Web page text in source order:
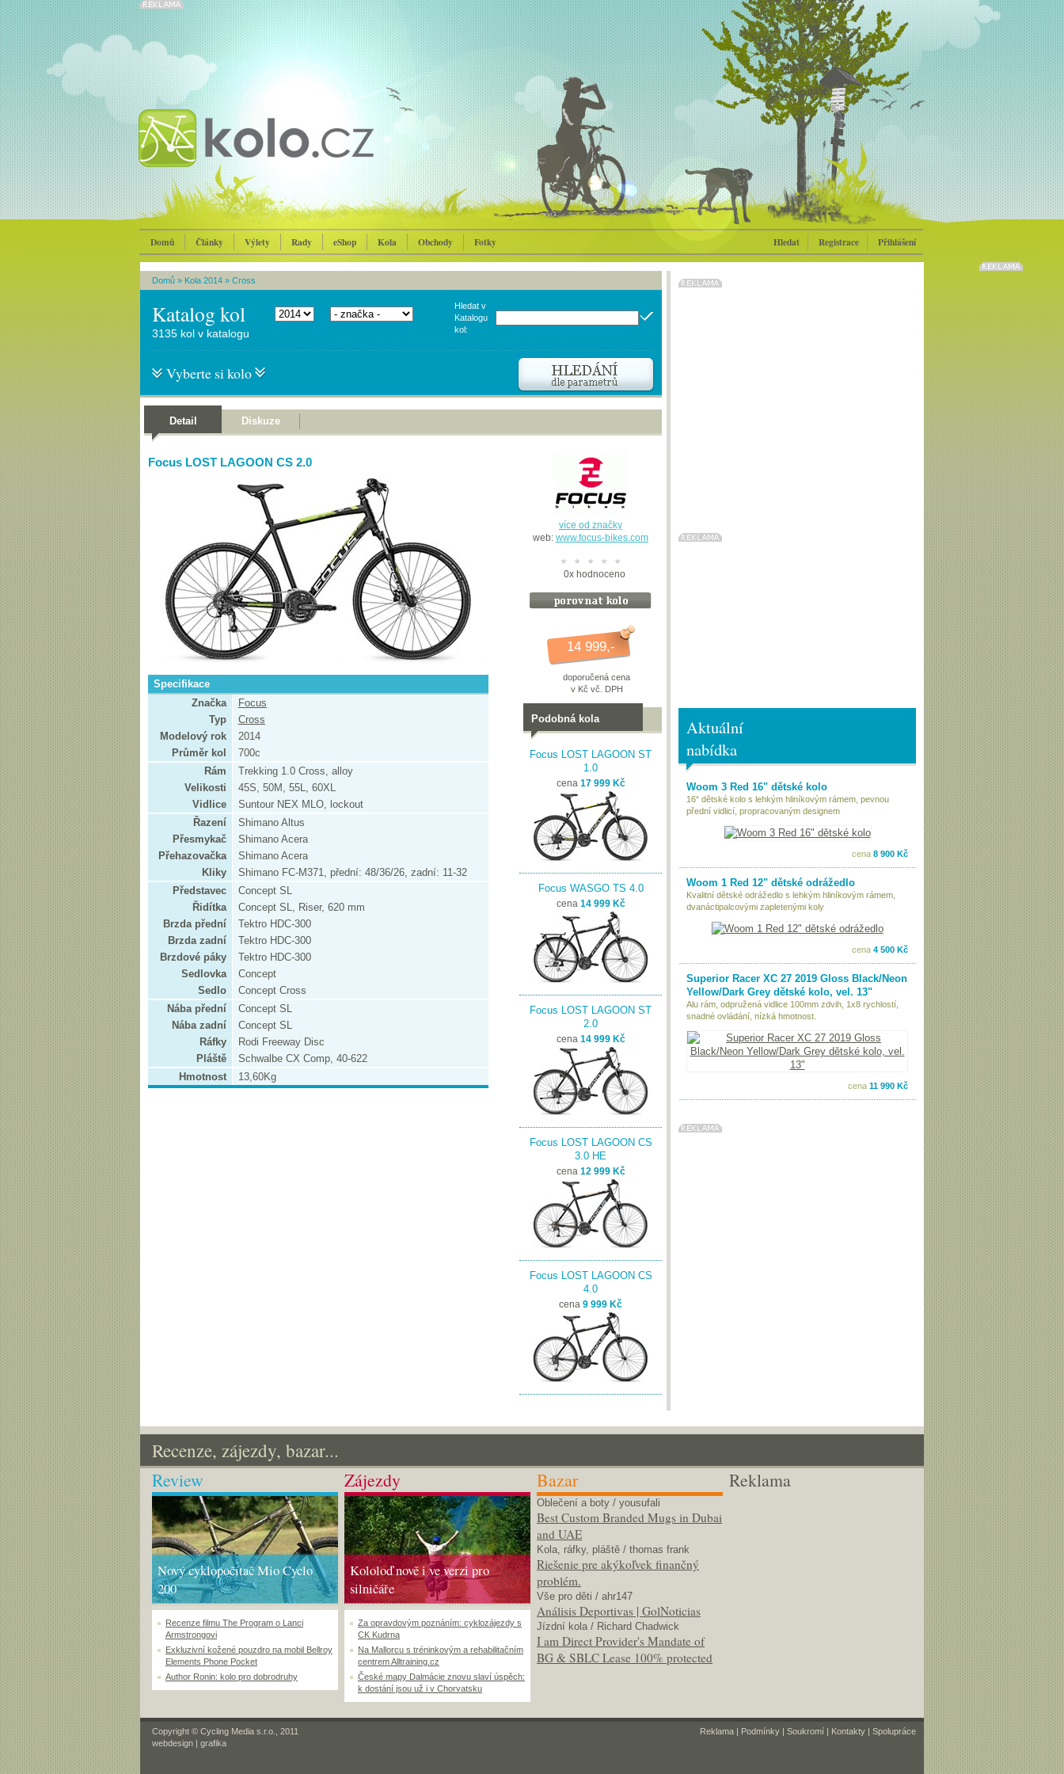
Domů Články Výlety Rady eShop Kola Obchody Fotky Hledat Registrace Přihlášení
Domů » Kola 2014 » Cross
Katalog kol
Hledat v
Katalogu
kol:
3135 kol v katalogu
Vyberte si kolo
Detail Diskuze
Focus LOST LAGOON CS 2.0
Specifikace
Značka
Focus
Typ
Cross
Modelový rok
2014
Průměr kol
700c
Rám
Trekking 1.0 Cross, alloy
Velikosti
45S, 50M, 55L, 60XL
Vidlice
Suntour NEX MLO, lockout
Řazení
Shimano Altus
Přesmykač
Shimano Acera
Přehazovačka
Shimano Acera
Kliky
Shimano FC-M371, přední: 48/36/26, zadní: 11-32
Představec
Concept SL
Řidítka
Concept SL, Riser, 620 mm
Brzda přední
Tektro HDC-300
Brzda zadní
Tektro HDC-300
Brzdové páky
Tektro HDC-300
Sedlovka
Concept
Sedlo
Concept Cross
Nába přední
Concept SL
Nába zadní
Concept SL
Ráfky
Rodi Freeway Disc
Pláště
Schwalbe CX Comp, 40-622
Hmotnost
13,60Kg
více od značky
web: www.focus-bikes.com
0xhodnoceno
14 999,-
doporučená cena
v Kč vč. DPH
Podobná kola
Focus LOST LAGOON ST
1.0
cena 17 999 Kč
Focus WASGO TS 4.0
cena 14 999 Kč
Focus LOST LAGOON ST
2.0
cena 14 999 Kč
Focus LOST LAGOON CS
3.0 HE
cena 12 999 Kč
Focus LOST LAGOON CS
4.0
cena 9 999 Kč
Aktuální
nabídka
Woom 3 Red 16" dětské kolo
16“ dětské kolo s lehkým hliníkovým rámem, pevnou
přední vidlicí, propracovaným designem
cena 8 900 Kč
Woom 1 Red 12" dětské odrážedlo
Kvalitní dětské odrážedlo s lehkým hliníkovým rámem,
dvanáctipalcovými zapletenými koly
cena 4 500 Kč
Superior Racer XC 27 2019 Gloss Black/Neon
Yellow/Dark Grey dětské kolo, vel. 13"
Alu rám, odpružená vidlice 100mm zdvih, 1x8 rychlostí,
snadné ovládání, nízká hmotnost.
cena 11 990 Kč
Recenze, zájezdy, bazar...
Review
Nový cyklopočítač Mio Cyclo
200
Recenze filmu The Program o Lanci
Armstrongovi
Exkluzivní kožené pouzdro na mobil Bellroy
Elements Phone Pocket
Author Ronin: kolo pro dobrodruhy
Zájezdy
Kololoď nově i ve verzi pro
silničáře
Za opravdovým poznáním: cyklozájezdy s
CK Kudrna
Na Mallorcu s tréninkovým a rehabilitačním
centrem Alltraining.cz
České mapy Dalmácie znovu slaví úspěch:
k dostání jsou už i v Chorvatsku
Bazar
Oblečení a boty / yousufali
Best Custom Branded Mugs in Dubai
and UAE
Kola, ráfky, pláště / thomas frank
Riešenie pre akýkoľvek finančný
problém.
Vše pro děti / ahr147
Análisis Deportivas | GolNoticias
Jízdní kola / Richard Chadwick
I am Direct Provider's Mandate of
BG & SBLC Lease 100% protected
Reklama
Copyright © Cycling Media s.r.o., 2011
webdesign | grafika
Reklama | Podmínky | Soukromí | Kontakty | Spolupráce